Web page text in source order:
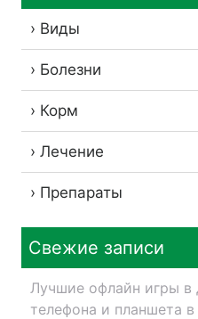
Виды
Болезни
Корм
Лечение
Препараты
Свежие записи
Лучшие офлайн игры в
телефона и планшета в